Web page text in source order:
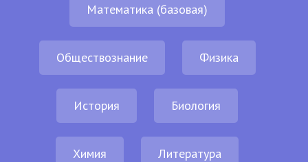
Математика (базовая)
Обществознание Физика
История Биология
Химия Литература